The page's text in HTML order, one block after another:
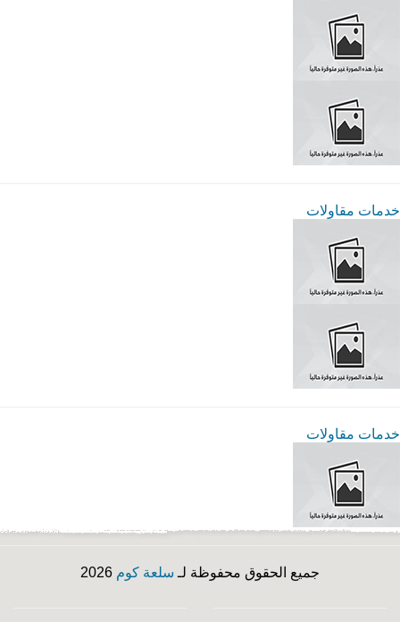
خدمات مقاولات
خدمات مقاولات
جميع الحقوق محفوظة لـ سلعة كوم